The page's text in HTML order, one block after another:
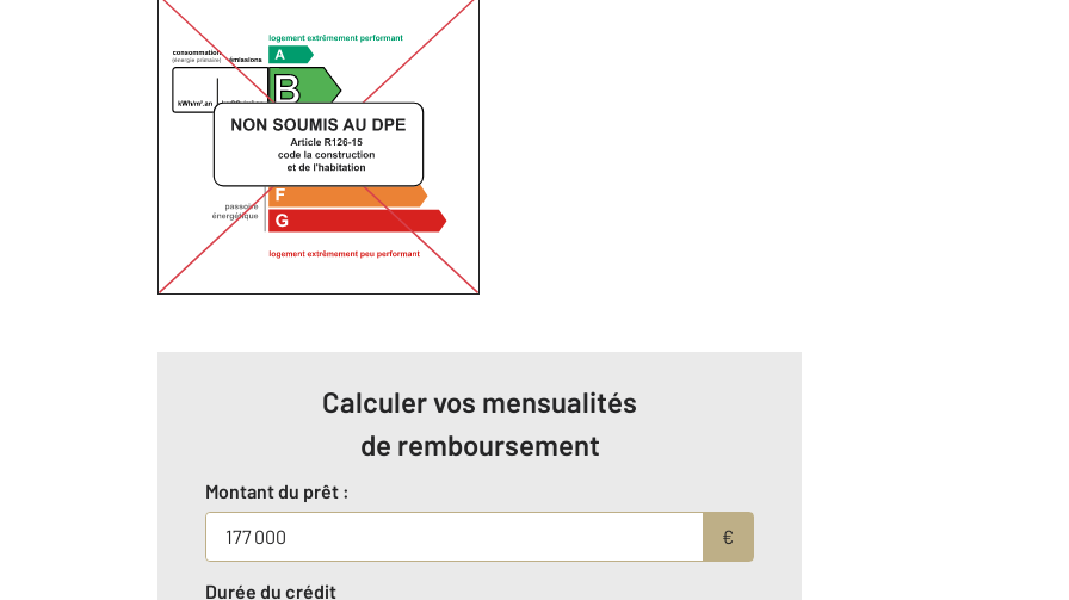
Calculer vos mensualités
de remboursement
Montant du prêt :
€
Durée du crédit